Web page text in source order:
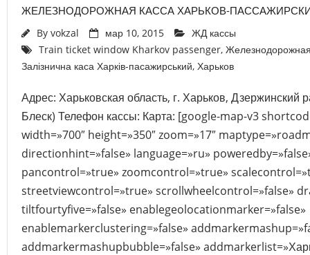
ЖЕЛЕЗНОДОРОЖНАЯ КАССА ХАРЬКОВ-
By vokzal мар 10, 2015
ЖД кассы
Train ticket window Kharkov passenger,
Залізнична каса Харків-пасажирський, Харьков
Адрес: Харьковская область, г. Харьков, Дзержинский
Блеск) Телефон кассы: Карта: [google-map-v3
width=»700″ height=»350″ zoom=»17″
directionhint=»false» language=»ru»
pancontrol=»true» zoomcontrol=»true»
streetviewcontrol=»true» scrollwheelcontrol=»false»
tiltfourtyfive=»false» enablegeolocationmarker=»false»
enablemarkerclustering=»false»
addmarkermashupbubble=»false»